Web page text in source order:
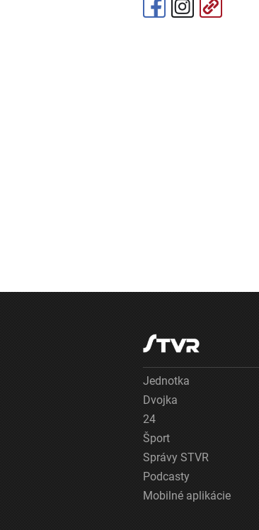
Jednotka
Dvojka
24
Šport
Správy STVR
Podcasty
Mobilné aplikácie